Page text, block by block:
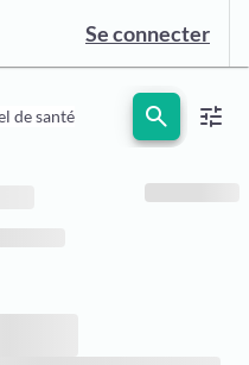
Se connecter
de santé search tune